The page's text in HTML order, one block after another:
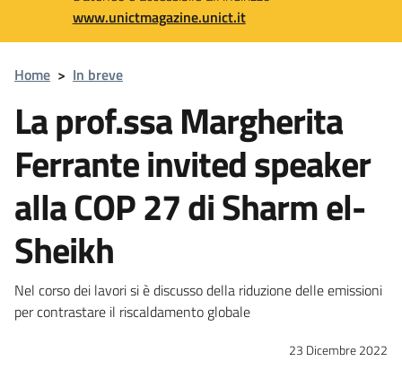
www.unictmagazine.unict.it
Home > In breve
La prof.ssa Margherita
Ferrante invited speaker
alla COP 27 di Sharm el-
Sheikh
Nel corso dei lavori si è discusso della riduzione delle emissioni
per contrastare il riscaldamento globale
23 Dicembre 2022